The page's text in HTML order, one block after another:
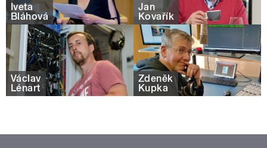
Iveta
Bláhová
Jan
Kovařík
Václav
Lénart
Zdeněk
Kupka